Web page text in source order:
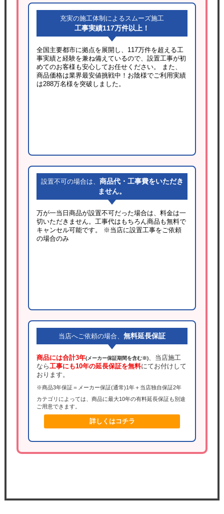
充実の施工体制によるスムーズ施工
工事実績117万件以上！
全国主要都市に拠点を展開し、117万件を超える工
事実績と経験を兼ね備えているので、設置工事が初
めてのお客様も安心してお任せください。 また、
商品価格は業界最安値挑戦中！お陰様でご利用実績
は288万名様を突破しました。
設置不可の場合は、 商品代・工事費をいただき
ません。
万が一当日商品が設置不可だった場合は、料金は一
切いただきません。工事代はもちろん商品も無料で
キャンセル可能です。
※当店に設置工事をご依頼
の場合のみ
当店へご依頼の場合、 無料延長保証
商品には合計3年(メーカー保証期間を含む※)、当店施工
なら工事にも10年の延長保証を無料にてお付けして
おります。
※商品3年保証＝メーカー保証(通常)1年＋当店独自保証2年
カテゴリによっては、商品に最大10年の有料延長保証も別途
ご用意できます。
詳しくはコチラ